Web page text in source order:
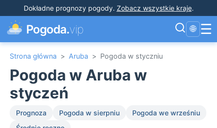
Dokładne prognozy pogody. Zobacz wszystkie kraje.
Pogoda.vip 🌐 ☰
Strona główna > Aruba > Pogoda w styczniu
Pogoda w Aruba w
styczeń
Prognoza Pogoda w sierpniu
Pogoda we wrześniu